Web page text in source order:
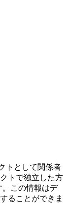
トとして関係者
トで独立した方
。この情報はデ
ることができま